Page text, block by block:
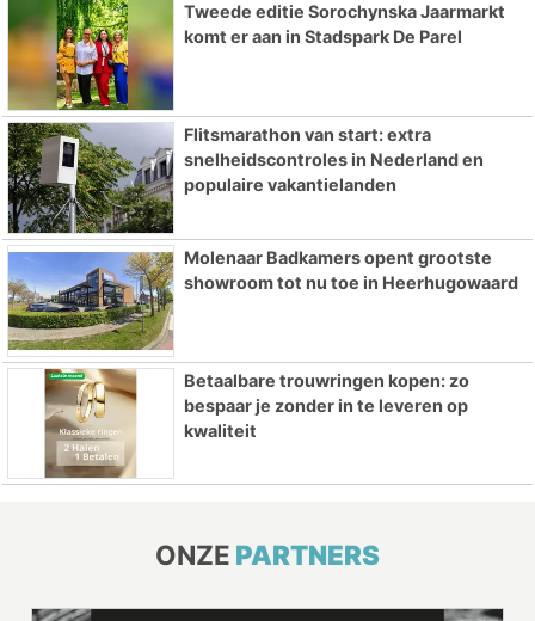
Tweede editie Sorochynska Jaarmarkt
komt er aan in Stadspark De Parel
Flitsmarathon van start: extra
snelheidscontroles in Nederland en
populaire vakantielanden
Molenaar Badkamers opent grootste
showroom tot nu toe in Heerhugowaard
Betaalbare trouwringen kopen: zo
bespaar je zonder in te leveren op
kwaliteit
ONZE PARTNERS